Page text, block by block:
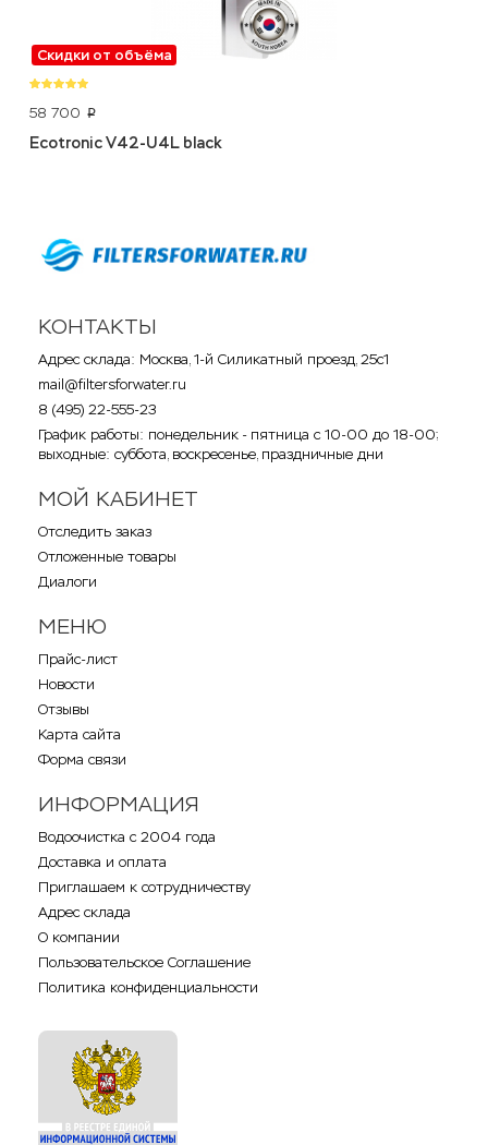
Скидки от объёма
58 700 p
Ecotronic V42-U4L black
КОНТАКТЫ
Адрес склада: Москва, 1-й Силикатный проезд, 25с1
mail@filtersforwater.ru
8 (495) 22-555-23
График работы: понедельник - пятница с 10-00 до 18-00;
выходные: суббота, воскресенье, праздничные дни
МОЙ КАБИНЕТ
Отследить заказ
Отложенные товары
Диалоги
МЕНЮ
Прайс-лист
Новости
Отзывы
Карта сайта
Форма связи
ИНФОРМАЦИЯ
Водоочистка с 2004 года
Доставка и оплата
Приглашаем к сотрудничеству
Адрес склада
О компании
Пользовательское Соглашение
Политика конфиденциальности